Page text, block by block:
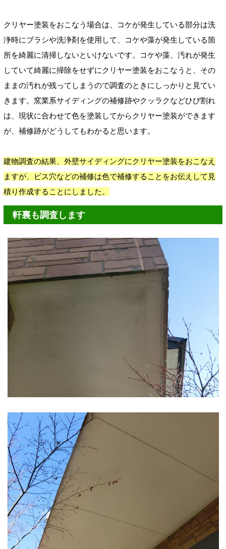
クリヤー塗装をおこなう場合は、コケが発生している部分は洗
浄時にブラシや洗浄剤を使用して、コケや藻が発生している箇
所を綺麗に清掃しないといけないです。コケや藻、汚れが発生
していて綺麗に掃除をせずにクリヤー塗装をおこなうと、その
ままの汚れが残ってしまうので調査のときにしっかりと見てい
きます。窯業系サイディングの補修跡やクッラクなどひび割れ
は、現状に合わせて色を塗装してからクリヤー塗装ができます
が、補修跡がどうしてもわかると思います。
建物調査の結果、外壁サイディングにクリヤー塗装をおこなえ
ますが、ビス穴などの補修は色で補修することをお伝えして見
積り作成することにしました。
軒裏も調査します